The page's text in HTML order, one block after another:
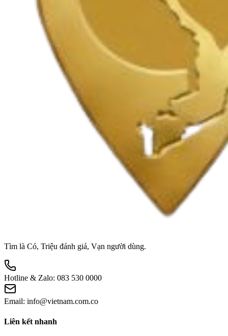
Tìm là Có, Triệu đánh giá, Vạn người dùng.
Hotline & Zalo: 083 530 0000
Email: info@vietnam.com.co
Liên kết nhanh